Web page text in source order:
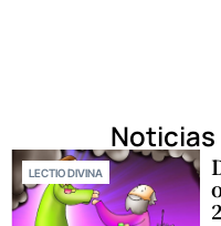
LECTIO DIVINA